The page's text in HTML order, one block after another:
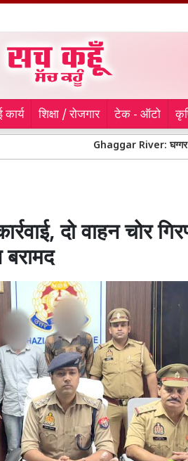
शिक्षा / रोजगार टेक - ऑटो
Ghaggar River: घग्गर नदी का जलस्तर
दो वाहन चोर
बरामद